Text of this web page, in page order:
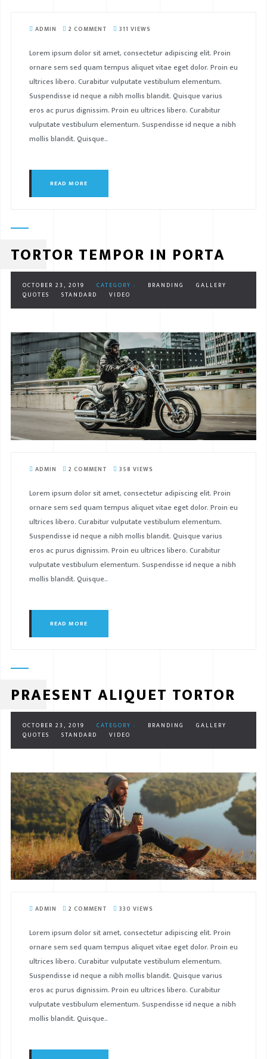
ADMIN 2 COMMENT 311 VIEWS
Lorem ipsum dolor sit amet, consectetur adipiscing elit. Proin
ornare sem sed quam tempus aliquet vitae eget dolor. Proin eu
ultrices libero. Curabitur vulputate vestibulum elementum.
Suspendisse id neque a nibh mollis blandit. Quisque varius
eros ac purus dignissim. Proin eu ultrices libero. Curabitur
vulputate vestibulum elementum. Suspendisse id neque a nibh
mollis blandit. Quisque..
READ MORE
TORTOR TEMPOR IN PORTA
OCTOBER 23, 2019 CATEGORY : BRANDING
GALLERY
QUOTES
STANDARD VIDEO
ADMIN 2 COMMENT 358 VIEWS
Lorem ipsum dolor sit amet, consectetur adipiscing elit. Proin
ornare sem sed quam tempus aliquet vitae eget dolor. Proin eu
ultrices libero. Curabitur vulputate vestibulum elementum.
Suspendisse id neque a nibh mollis blandit. Quisque varius
eros ac purus dignissim. Proin eu ultrices libero. Curabitur
vulputate vestibulum elementum. Suspendisse id neque a nibh
mollis blandit. Quisque..
READ MORE
PRAESENT ALIQUET TORTOR
OCTOBER 23, 2019 CATEGORY : BRANDING
GALLERY
QUOTES
STANDARD VIDEO
ADMIN 2 COMMENT 330 VIEWS
Lorem ipsum dolor sit amet, consectetur adipiscing elit. Proin
ornare sem sed quam tempus aliquet vitae eget dolor. Proin eu
ultrices libero. Curabitur vulputate vestibulum elementum.
Suspendisse id neque a nibh mollis blandit. Quisque varius
eros ac purus dignissim. Proin eu ultrices libero. Curabitur
vulputate vestibulum elementum. Suspendisse id neque a nibh
mollis blandit. Quisque..